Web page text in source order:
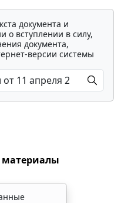
документа и
о вступлении в силу,
документа,
версии системы
материалы